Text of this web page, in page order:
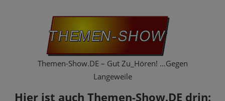
Themen-Show.DE – Gut Zu_Hören! …Gegen
Langeweile
Hier ist auch Themen-Show.DE drin: